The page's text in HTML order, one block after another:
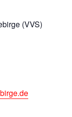
(VVS)